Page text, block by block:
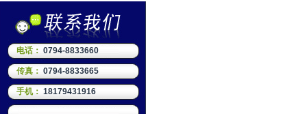
电话： 0794-8833660
传真： 0794-8833665
手机： 18179431916